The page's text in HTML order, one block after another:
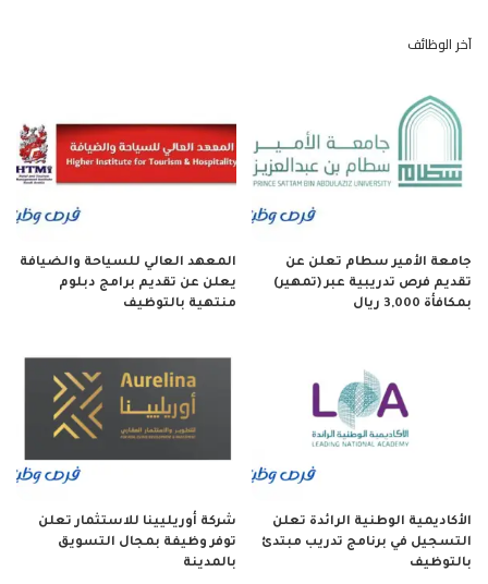
آخر الوظائف
جامعة الأمير سطام تعلن عن
تقديم فرص تدريبية عبر (تمهير)
بمكافأة 3,000 ريال
المعهد العالي للسياحة والضيافة
يعلن عن تقديم برامج دبلوم
منتهية بالتوظيف
الأكاديمية الوطنية الرائدة تعلن
التسجيل في برنامج تدريب مبتدئ
بالتوظيف
شركة أوريليينا للاستثمار تعلن
توفر وظيفة بمجال التسويق
بالمدينة